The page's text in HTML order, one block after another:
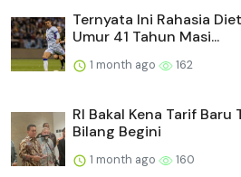
Ternyata Ini Rahasia
Umur 41 Tahun Masi...
1 month ago 162
RI Bakal Kena Tarif Baru
Bilang Begini
1 month ago 160